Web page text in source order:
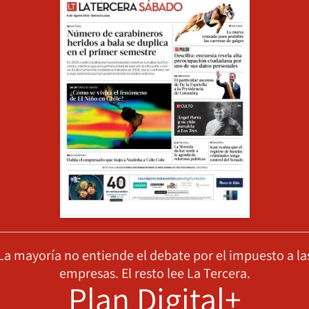
mayoría no entiende el debate por el impuesto a
empresas. El resto lee La Tercera.
Plan Digital+